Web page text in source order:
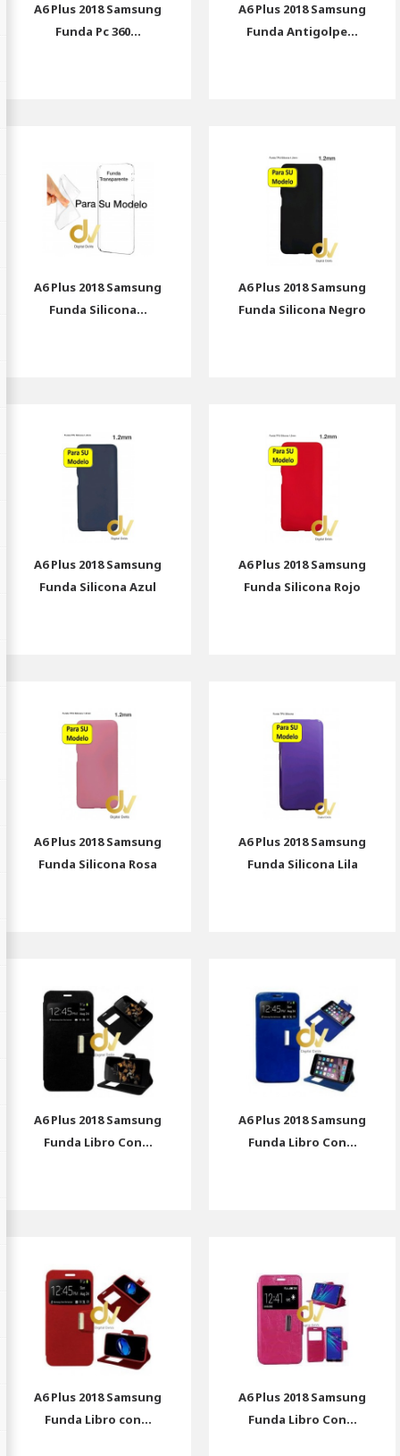
A6 Plus 2018 Samsung
Funda Pc 360...
A6 Plus 2018 Samsung
Funda Antigolpe...
A6 Plus 2018 Samsung
Funda Silicona...
A6 Plus 2018 Samsung
Funda Silicona Negro
A6 Plus 2018 Samsung
Funda Silicona Azul
A6 Plus 2018 Samsung
Funda Silicona Rojo
A6 Plus 2018 Samsung
Funda Silicona Rosa
A6 Plus 2018 Samsung
Funda Silicona Lila
A6 Plus 2018 Samsung
Funda Libro Con...
A6 Plus 2018 Samsung
Funda Libro Con...
A6 Plus 2018 Samsung
Funda Libro con...
A6 Plus 2018 Samsung
Funda Libro Con...